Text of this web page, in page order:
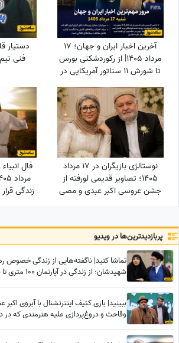
آخرین اخبار ایران و جهان؛ 17
مرداد 1405| از رکوردشکنی بورس
تا شورش 11 سناتور آمریکایی در
برابر ترامپ
دستیار
فنی تیم
نوستالژی بازیگران در 17 مرداد
1405؛ تصاویر قدیمی لورفته از
جشن عروسی اکبر عبدی و مصی
خانوم در مرداد 1365
زندگی
به تو
پربازدید‌ترین‌ها در ویدیو
تماشا کنید| ناگفته‌هایی از زندگی خصوص
شهیدشان؛ از
ببینید| بازی کثیف اینترنشنال با آبروی
وقاحت و دروغ‌پردازی علیه هنرمندی که در